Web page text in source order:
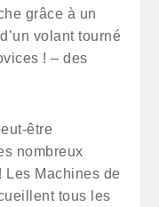
grâce à un
volant tourné
! – des
être
nombreux
Les Machines de
tous les